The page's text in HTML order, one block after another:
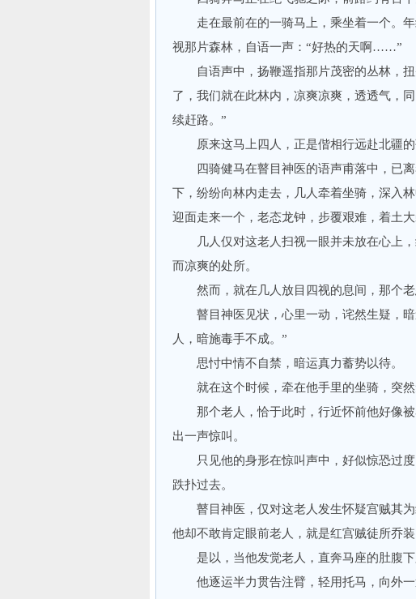
走在最前在的一骑马上，乘坐着一个。年
视那片森林，自语一声：“好热的天啊……”
自语声中，扬鞭遥指那片茂密的丛林，扭
了，我们就在此林内，凉爽凉爽，透透气，
续赶路。”
原来这马上四人，正是偕相行远赴北疆的
四骑健马在瞽目神医的语声甫落中，已离
下，纷纷向林内走去，几人牵着坐骑，深入
迎面走来一个，老态龙钟，步覆艰难，着土
几人仅对这老人扫视一眼并未放在心上，
而凉爽的处所。
然而，就在几人放目四视的息间，那个老
瞽目神医见状，心里一动，诧然生疑，暗
人，暗施毒手不成。”
思忖中情不自禁，暗运真力蓄势以待。
就在这个时候，牵在他手里的坐骑，突然
那个老人，恰于此时，行近怀前他好像被
出一声惊叫。
只见他的身形在惊叫声中，好似惊恐过度
跌扑过去。
瞽目神医，仅对这老人发生怀疑宫贼其为
他却不敢肯定眼前老人，就是红宫贼徒所乔装
是以，当他发觉老人，直奔马座的肚腹下
他逐运半力贯告注臂，轻用托马，向外一